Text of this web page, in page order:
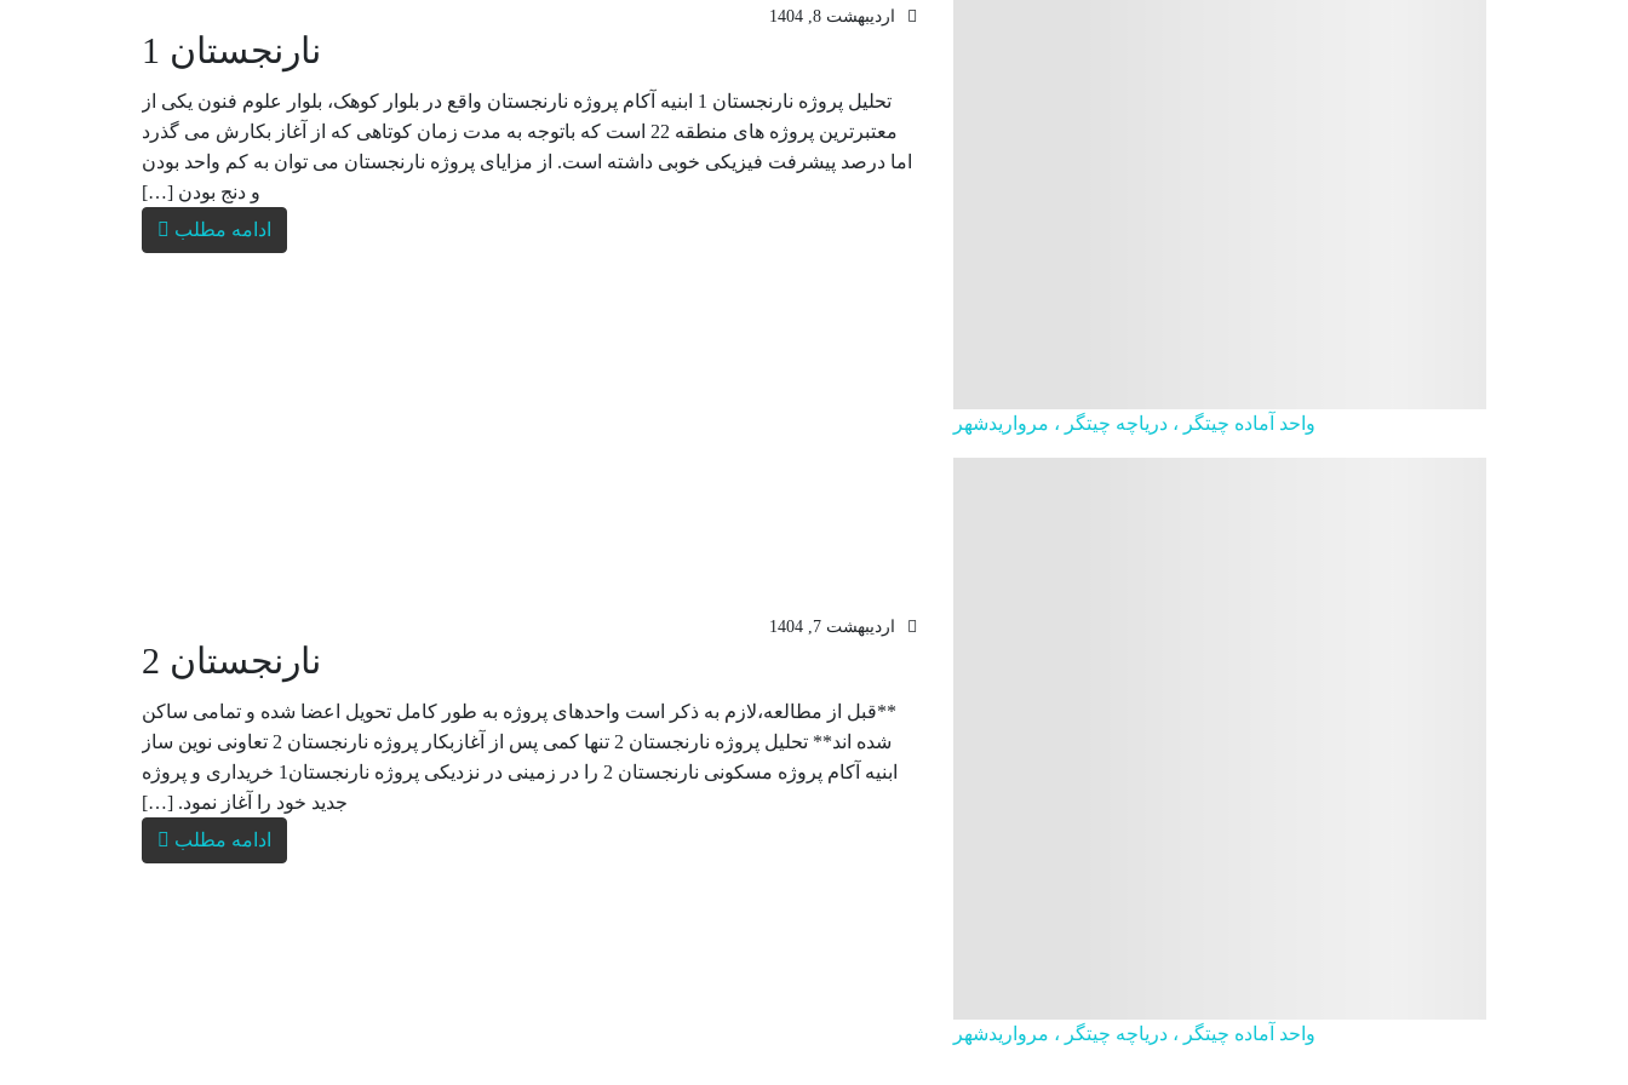
واحد آماده چیتگر ، دریاچه چیتگر ، مرواریدشهر
اردیبهشت 8, 1404
نارنجستان 1
تحلیل پروژه نارنجستان 1 ابنیه آکام پروژه نارنجستان واقع در بلوار کوهک، بلوار علوم فنون یکی از
معتبرترین پروژه های منطقه 22 است که باتوجه به مدت زمان کوتاهی که از آغاز بکارش می گذرد
اما درصد پیشرفت فیزیکی خوبی داشته است. از مزایای پروژه نارنجستان می توان به کم واحد بودن
و دنج بودن […]
ادامه مطلب
واحد آماده چیتگر ، دریاچه چیتگر ، مرواریدشهر
اردیبهشت 7, 1404
نارنجستان 2
**قبل از مطالعه،لازم به ذکر است واحدهای پروژه به طور کامل تحویل اعضا شده و تمامی ساکن
شده اند** تحلیل پروژه نارنجستان 2 تنها کمی پس از آغازبکار پروژه نارنجستان 2 تعاونی نوین ساز
ابنیه آکام پروژه مسکونی نارنجستان 2 را در زمینی در نزدیکی پروژه نارنجستان1 خریداری و پروژه
جدید خود را آغاز نمود. […]
ادامه مطلب